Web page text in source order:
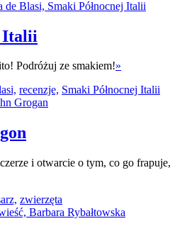
Italii
Podróżuj ze smakiem!»
recenzje, Smaki Północnej Italii
i otwarcie o tym, co go frapuje,
zwierzęta